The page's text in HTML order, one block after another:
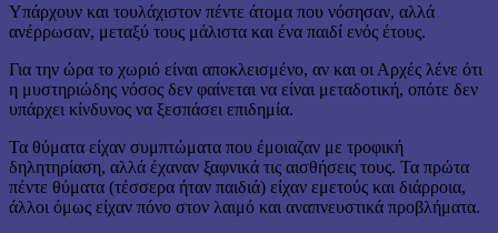
Υπάρχουν και τουλάχιστον πέντε άτομα που νόσησαν, αλλά
ανέρρωσαν, μεταξύ τους μάλιστα και ένα παιδί ενός έτους.
Για την ώρα το χωριό είναι αποκλεισμένο, αν και οι Αρχές λένε ότι
η μυστηριώδης νόσος δεν φαίνεται να είναι μεταδοτική, οπότε δεν
υπάρχει κίνδυνος να ξεσπάσει επιδημία.
Τα θύματα είχαν συμπτώματα που έμοιαζαν με τροφική
δηλητηρίαση, αλλά έχαναν ξαφνικά τις αισθήσεις τους. Τα πρώτα
πέντε θύματα (τέσσερα ήταν παιδιά) είχαν εμετούς και διάρροια,
άλλοι όμως είχαν πόνο στον λαιμό και αναπνευστικά προβλήματα.